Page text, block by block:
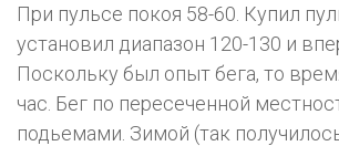
При пульсе покоя 58-60. Купил
установил диапазон 120-130 и
Поскольку был опыт бега, то
час. Бег по пересеченной
подьемами. Зимой (так